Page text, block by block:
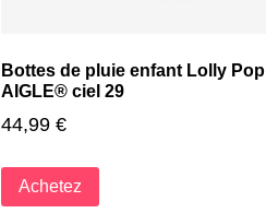
Bottes de pluie enfant Lolly Pop
AIGLE® ciel 29
44,99 €
Achetez